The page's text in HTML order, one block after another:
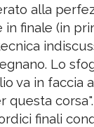
alla
finale (in
Lo
va in faccia
finali